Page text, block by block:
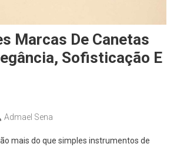
Marcas De Canetas
Sofisticação E
Admael Sena
mais do que simples instrumentos de